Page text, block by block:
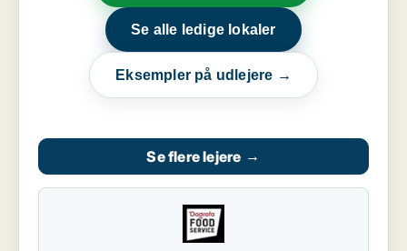
Se alle ledige lokaler
Eksempler på udlejere →
Se flere lejere →